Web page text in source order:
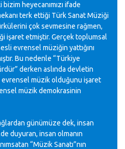
heyecanımızı ifade
terk ettiği Türk Sanat Müziği
çok sevmesine rağmen,
işaret etmiştir. Gerçek toplumsal
evrensel müziğin yattığını
Bu nedenle “Türkiye
derken aslında devletin
müzik olduğunu işaret
müzik demokrasinin
günümüze dek, insan
duyuran, insan olmanın
“Müzik Sanatı”nın